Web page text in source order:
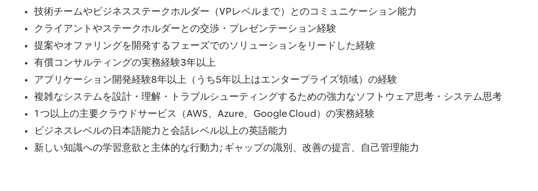
技術チームやビジネスステークホルダー（VPレベルまで）とのコミュニケーション能力
クライアントやステークホルダーとの交渉・プレゼンテーション経験
提案やオファリングを開発するフェーズでのソリューションをリードした経験
有償コンサルティングの実務経験3年以上
アプリケーション開発経験8年以上（うち5年以上はエンタープライズ領域）の経験
複雑なシステムを設計・理解・トラブルシューティングするための強力なソフトウェア思考・システム思考
1つ以上の主要クラウドサービス（AWS、Azure、Google Cloud）の実務経験
ビジネスレベルの日本語能力と会話レベル以上の英語能力
新しい知識への学習意欲と主体的な行動力; ギャップの識別、改善の提言、自己管理能力